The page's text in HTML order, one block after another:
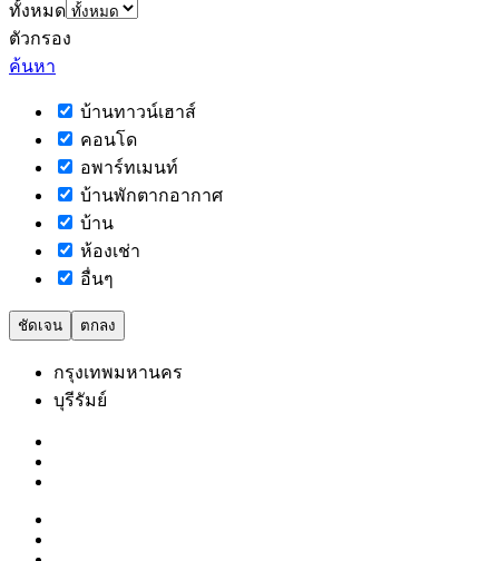
ทั้งหมด
ตัวกรอง
ค้นหา
บ้านทาวน์เฮาส์
คอนโด
อพาร์ทเมนท์
บ้านพักตากอากาศ
บ้าน
ห้องเช่า
อื่นๆ
ชัดเจน ตกลง
กรุงเทพมหานคร
บุรีรัมย์